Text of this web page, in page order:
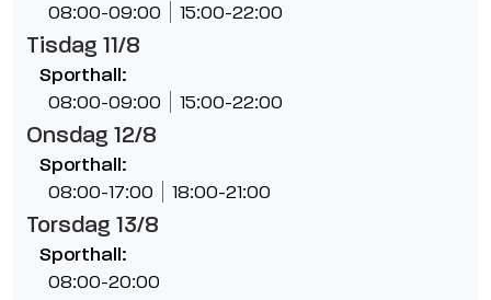
08:00-09:00 15:00-22:00
Tisdag 11/8
Sporthall:
08:00-09:00 15:00-22:00
Onsdag 12/8
Sporthall:
08:00-17:00 18:00-21:00
Torsdag 13/8
Sporthall:
08:00-20:00